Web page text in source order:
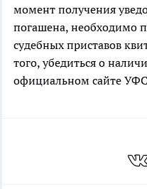
момент получения
погашена, необходимо
судебных приставов
того, убедиться о
официальном сайте